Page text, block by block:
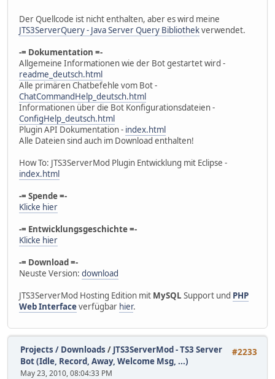
Der Quellcode ist nicht enthalten, aber es wird meine
JTS3ServerQuery - Java Server Query Bibliothekverwendet.
-= Dokumentation =-
Allgemeine Informationen wie der Bot gestartet wird -
readme_deutsch.html
Alle primären Chatbefehle vom Bot -
ChatCommandHelp_deutsch.html
Informationen über die Bot Konfigurationsdateien -
ConfigHelp_deutsch.html
Plugin API Dokumentation - index.html
Alle Dateien sind auch im Download enthalten!
How To: JTS3ServerMod Plugin Entwicklung mit Eclipse -
index.html
-= Spende =-
Klicke hier
-= Entwicklungsgeschichte =-
Klicke hier
-= Download =-
Neuste Version: download
JTS3ServerMod Hosting Edition mit MySQL Support und PHP
Web Interfaceverfügbar hier.
#2233
Projects / Downloads / JTS3ServerMod - TS3 Server
Bot (Idle, Record, Away, Welcome Msg, ...)
May 23, 2010, 08:04:33 PM